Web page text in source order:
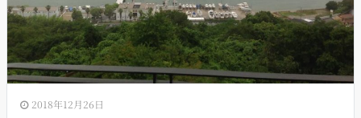
2018年12月26日